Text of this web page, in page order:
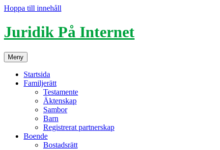
Hoppa till innehåll
Juridik På Internet
Meny
Startsida
Familjerätt
Testamente
Äktenskap
Sambor
Barn
Registrerat partnerskap
Boende
Bostadsrätt